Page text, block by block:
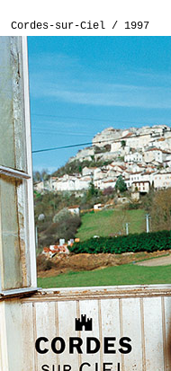
Cordes-sur-Ciel / 1997